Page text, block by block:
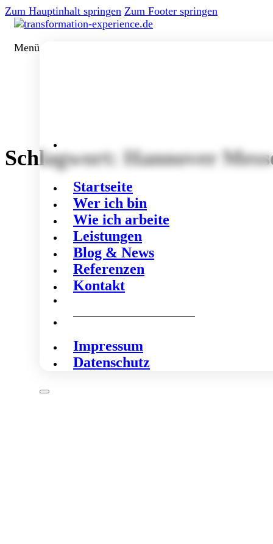
Zum Hauptinhalt springen Zum Footer springen
Menü
Startseite
Wer ich bin
Wie ich arbeite
Leistungen
Blog & News
Referenzen
Kontakt
Impressum
Datenschutz
Schlagwort: Hannover